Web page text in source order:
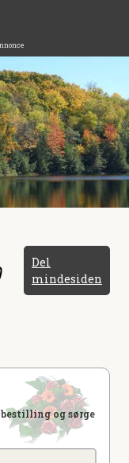
Del
mindesiden
og sørge